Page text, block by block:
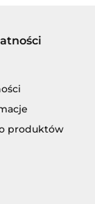
produktów